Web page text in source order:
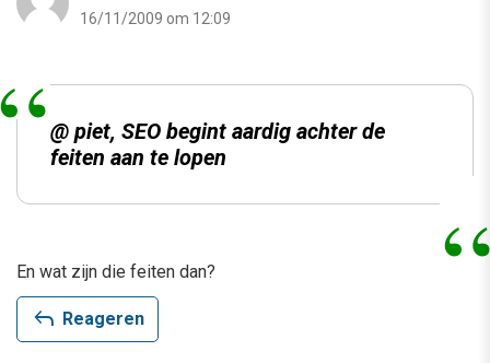
16/11/2009 om 12:09
@ piet, SEO begint aardig achter de
feiten aan te lopen
En wat zijn die feiten dan?
reply Reageren